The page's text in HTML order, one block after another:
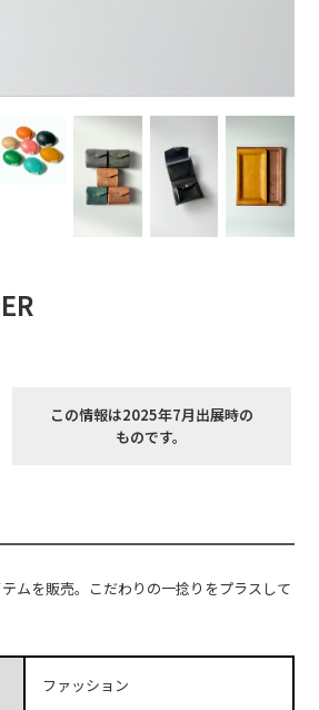
この情報は2025年7月出展時の
ものです。
ムを販売。こだわりの一捻りをプラスして
ファッション